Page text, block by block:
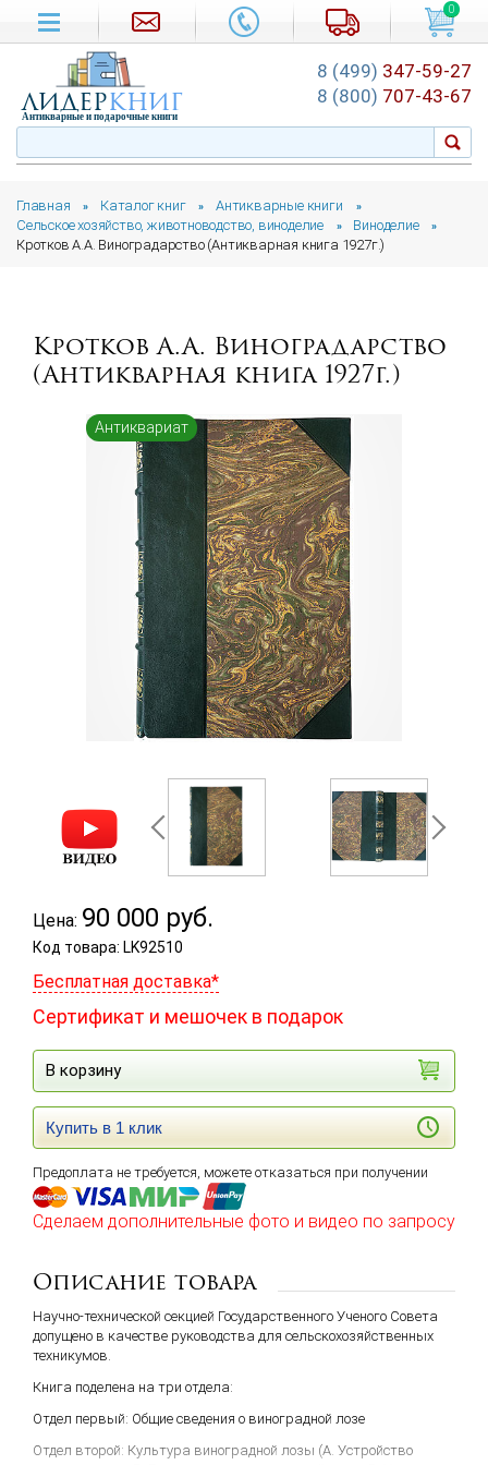
Главная » Каталог книг » Антикварные книги »
Сельское хозяйство, животноводство, виноделие » Виноделие »
Кротков А.А. Виноградарство (Антикварная книга 1927г.)
Кротков А.А. Виноградарство
(Антикварная книга 1927г.)
Антиквариат
Цена: 90 000 руб.
Код товара: LK92510
Бесплатная доставка*
Сертификат и мешочек в подарок
В корзину
Купить в 1 клик
Предоплата не требуется, можете отказаться при получении
Сделаем дополнительные фото и видео по запросу
Описание товара
Научно-технической секцией Государственного Ученого Совета
допущено в качестве руководства для сельскохозяйственных
техникумов.
Книга поделена на три отдела:
Отдел первый: Общие сведения о виноградной лозе
Отдел второй: Культура виноградной лозы (А. Устройство
0
лидеркниг
Антикварные и подарочные книги
8 (499) 347-59-27
8 (800) 707-43-67